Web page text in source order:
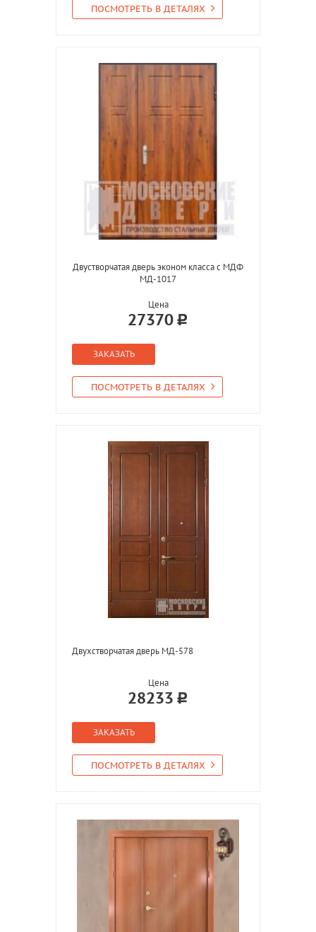
ПОСМОТРЕТЬ В ДЕТАЛЯХ
Двустворчатая дверь эконом класса с МДФ
МД-1017
Цена
27370
ЗАКАЗАТЬ
ПОСМОТРЕТЬ В ДЕТАЛЯХ
Двухстворчатая дверь МД-578
Цена
28233
ЗАКАЗАТЬ
ПОСМОТРЕТЬ В ДЕТАЛЯХ